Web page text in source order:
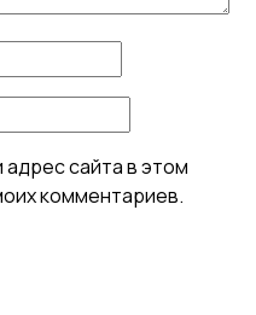
сайта в этом
комментариев.